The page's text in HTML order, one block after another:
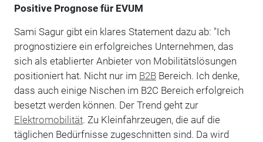
Positive Prognose für EVUM
Sami Sagur gibt ein klares Statement dazu ab: "Ich
prognostiziere ein erfolgreiches Unternehmen, das
sich als etablierter Anbieter von Mobilitätslösungen
positioniert hat. Nicht nur im B2BBereich. Ich denke,
dass auch einige Nischen im B2C Bereich erfolgreich
besetzt werden können. Der Trend geht zur
Elektromobilität. Zu Kleinfahrzeugen, die auf die
täglichen Bedürfnisse zugeschnitten sind. Da wird